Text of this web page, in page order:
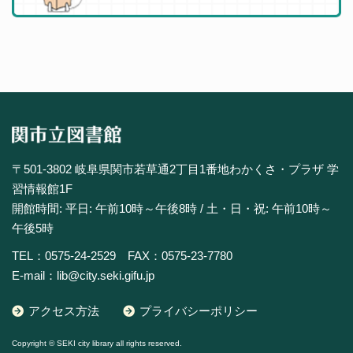
〒501-3802 岐阜県関市若草通2丁目1番地わかくさ・プラザ 学
習情報館1F
開館時間: 平日: 午前10時～午後8時 / 土・日・祝: 午前10時～
午後5時
TEL：0575-24-2529 FAX：0575-23-7780
E-mail：lib@city.seki.gifu.jp
アクセス方法 プライバシーポリシー
Copyright © SEKI city library all rights reserved.